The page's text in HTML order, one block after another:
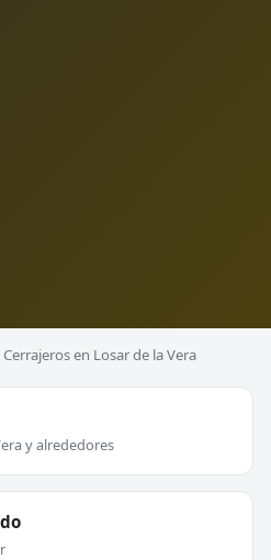
Cerrajeros en Losar de la Vera
y alrededores